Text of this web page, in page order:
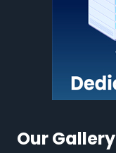
Our Gallery